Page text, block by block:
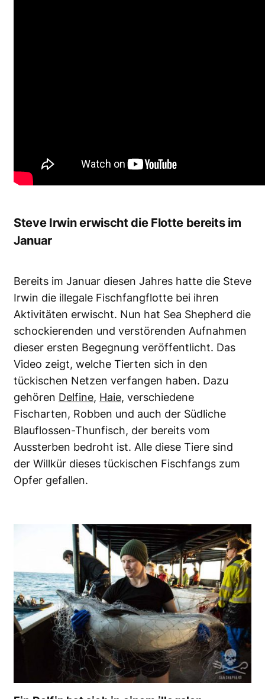
Steve Irwin erwischt die Flotte bereits im
Januar
Bereits im Januar diesen Jahres hatte die Steve
Irwin die illegale Fischfangflotte bei ihren
Aktivitäten erwischt. Nun hat Sea Shepherd die
schockierenden und verstörenden Aufnahmen
dieser ersten Begegnung veröffentlicht. Das
Video zeigt, welche Tierten sich in den
tückischen Netzen verfangen haben. Dazu
gehören Delfine, Haie, verschiedene
Fischarten, Robben und auch der Südliche
Blauflossen-Thunfisch, der bereits vom
Aussterben bedroht ist. Alle diese Tiere sind
der Willkür dieses tückischen Fischfangs zum
Opfer gefallen.